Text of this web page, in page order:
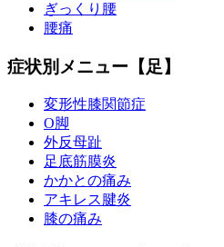
ぎっくり腰
腰痛
症状別メニュー【足】
変形性膝関節症
O脚
外反母趾
足底筋膜炎
かかとの痛み
アキレス腱炎
膝の痛み